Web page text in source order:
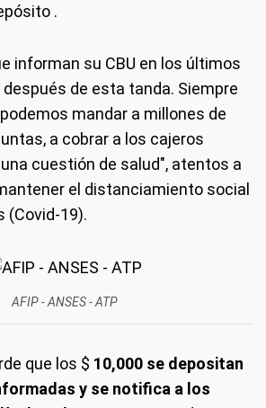
.
informan su CBU en los últimos
de esta tanda. Siempre
podemos mandar a millones de
a cobrar a los cajeros
cuestión de salud", atentos a
el distanciamiento social
(Covid-19).
AFIP - ANSES - ATP
que los $ 10,000 se depositan
y se notifica a los